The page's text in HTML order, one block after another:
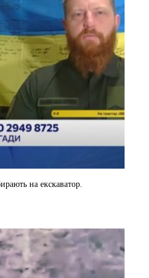
на екскаватор.